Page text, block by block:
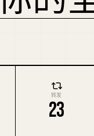
转发
23